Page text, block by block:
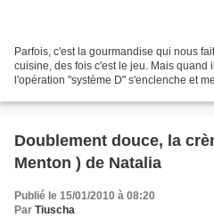
Parfois, c'est la gourmandise qui nous
cuisine, des fois c'est le jeu. Mais quand
l'opération "système D" s'enclenche et
Doublement douce, la
Menton ) de Natalia
Publié le 15/01/2010 à 08:20
Par Tiuscha